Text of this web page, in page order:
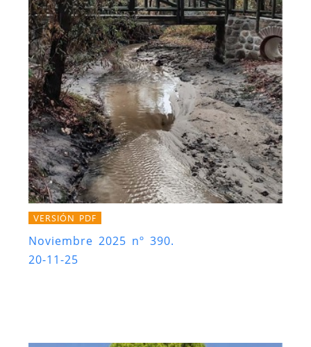
VERSIÓN PDF
Noviembre 2025 nº 390.
20-11-25